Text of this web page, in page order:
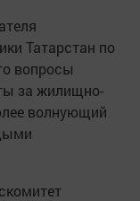
Татарстан по
вопросы
за жилищно-
волнующий